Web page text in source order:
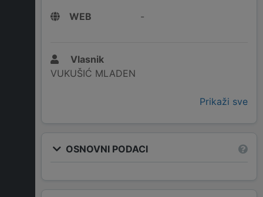
WEB
-
Vlasnik
VUKUŠIĆ MLADEN
Prikaži sve
OSNOVNI PODACI